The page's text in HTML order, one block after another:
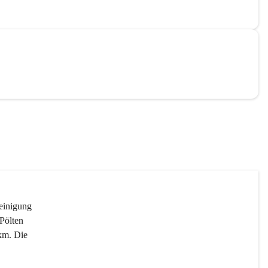
Die